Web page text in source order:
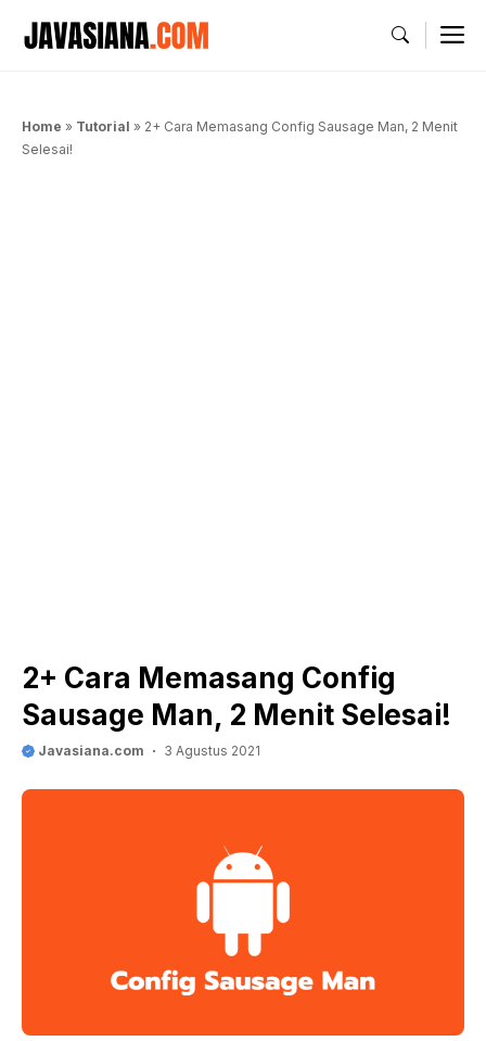
Home » Tutorial » 2+ Cara Memasang Config Sausage Man, 2 Menit
Selesai!
2+ Cara Memasang Config
Sausage Man, 2 Menit Selesai!
Javasiana.com 3 Agustus 2021